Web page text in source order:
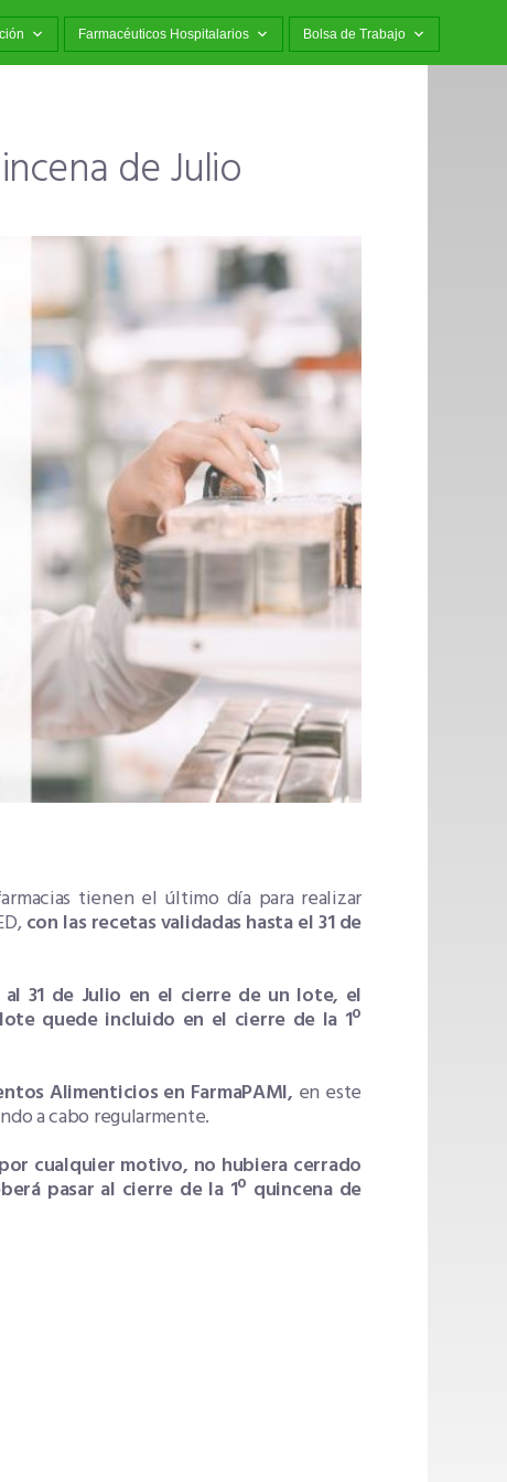
Farmacéuticos Hospitalarios Bolsa de Trabajo
de Julio
tienen el último día para realizar
con las recetas validadas hasta el 31 de
31 de Julio en el cierre de un lote, el
quede incluido en el cierre de la 1º
Alimenticios en FarmaPAMI, en este
a cabo regularmente.
cualquier motivo, no hubiera cerrado
pasar al cierre de la 1º quincena de